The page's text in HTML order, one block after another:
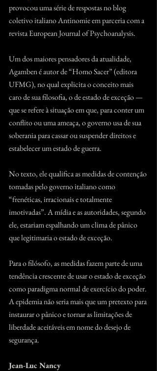
provocou uma série de respostas no blog
coletivo italiano Antinomie em parceria com a
revista European Journal of Psychoanalysis.
Um dos maiores pensadores da atualidade,
Agamben é autor de “Homo Sacer” (editora
UFMG), no qual explicita o conceito mais
caro de sua filosofia, o de estado de exceção ­—
que se refere à situação em que, para conter um
conflito ou uma ameaça, o governo usa de sua
soberania para cassar ou suspender direitos e
estabelecer um estado de guerra.
No texto, ele qualifica as medidas de contenção
tomadas pelo governo italiano como
“frenéticas, irracionais e totalmente
imotivadas”. A mídia e as autoridades, segundo
ele, estariam espalhando um clima de pânico
que legitimaria o estado de exceção.
Para o filósofo, as medidas fazem parte de uma
tendência crescente de usar o estado de exceção
como paradigma normal de exercício do poder.
A epidemia não seria mais que um pretexto para
instaurar o pânico e tornar as limitações de
liberdade aceitáveis em nome do desejo de
segurança.
Jean-Luc Nancy